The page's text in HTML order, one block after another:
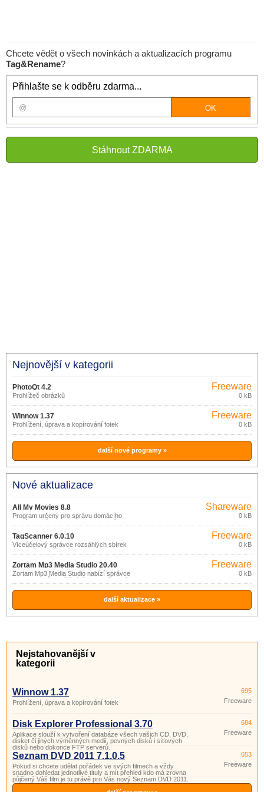
Chcete vědět o všech novinkách a aktualizacích programu
Tag&Rename?
Přihlašte se k odběru zdarma...
Stáhnout ZDARMA
Nejnovější v kategorii
PhotoQt 4.2
Prohlížeč obrázků
Freeware
0 kB
Winnow 1.37
Prohlížení, úprava a kopírování fotek
Freeware
0 kB
další nové programy »
Nové aktualizace
All My Movies 8.8
Program určený pro správu domácího
archívu filmů na DVD nebo CD discích,
VHS páskách apod.
Shareware
0 kB
TagScanner 6.0.10
Víceúčelový správce rozsáhlých sbírek
hudebních titulů.
Freeware
0 kB
Zortam Mp3 Media Studio 20.40
Zortam Mp3 Media Studio nabízí správce
MP3 souborů umožňující jejich zařazení
do knihovny a vyhledávání, nástroj pro
úpravu ID3v1 a ID3v2.
Freeware
0 kB
další aktualizace »
Nejstahovanější v
kategorii
Winnow 1.37
Prohlížení, úprava a kopírování fotek
695
Freeware
Disk Explorer Professional 3.70
Aplikace slouží k vytvoření databáze všech vašich CD, DVD,
disket či jiných výměnných medií, pevných disků i síťových
disků nebo dokonce FTP serverů.
684
Freeware
Seznam DVD 2011 7.1.0.5
Pokud si chcete udělat pořádek ve svých filmech a vždy
snadno dohledat jednotlivé tituly a mít přehled kdo má zrovna
půjčený Váš film je tu právě pro Vás nový Seznam DVD 2011.
653
Freeware